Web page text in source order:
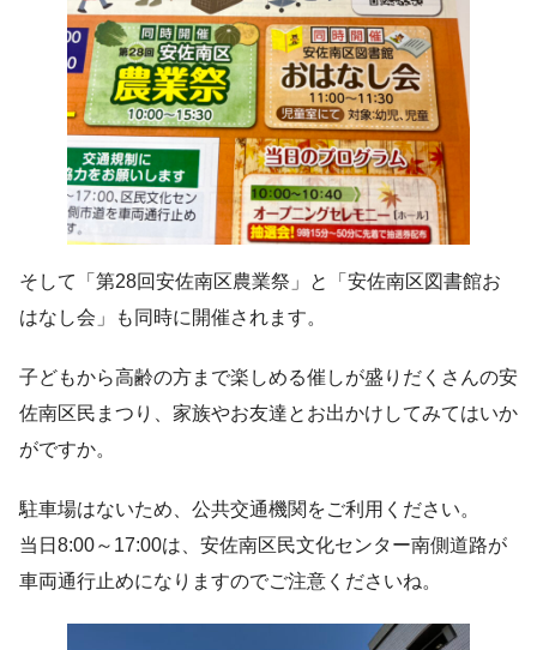
そして「第28回安佐南区農業祭」と「安佐南区図書館お
はなし会」も同時に開催されます。
子どもから高齢の方まで楽しめる催しが盛りだくさんの安
佐南区民まつり、家族やお友達とお出かけしてみてはいか
がですか。
駐車場はないため、公共交通機関をご利用ください。
当日8:00～17:00は、安佐南区民文化センター南側道路が
車両通行止めになりますのでご注意くださいね。